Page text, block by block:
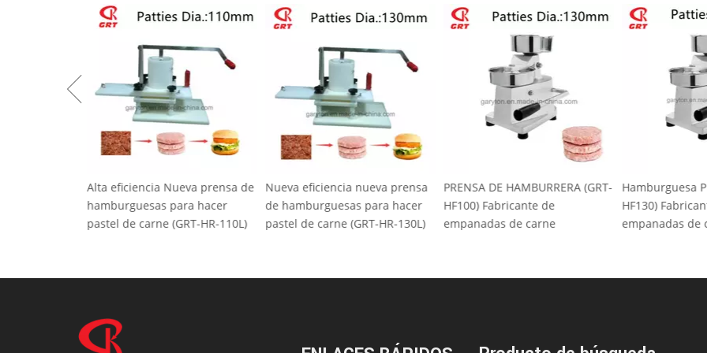
Alta eficiencia Nueva prensa de
hamburguesas para hacer
pastel de carne (GRT-HR-110L)
Nueva eficiencia nueva prensa
de hamburguesas para hacer
pastel de carne (GRT-HR-130L)
PRENSA DE HAMBURRERA (GRT-
HF100) Fabricante de
empanadas de carne
Hamburguesa
HF130)
empanadas de